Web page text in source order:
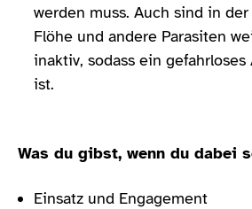
werden muss. Auch sind in
Flöhe und andere Parasiten
inaktiv, sodass ein
ist.
Was du gibst, wenn du dabei
Einsatz und Engagement